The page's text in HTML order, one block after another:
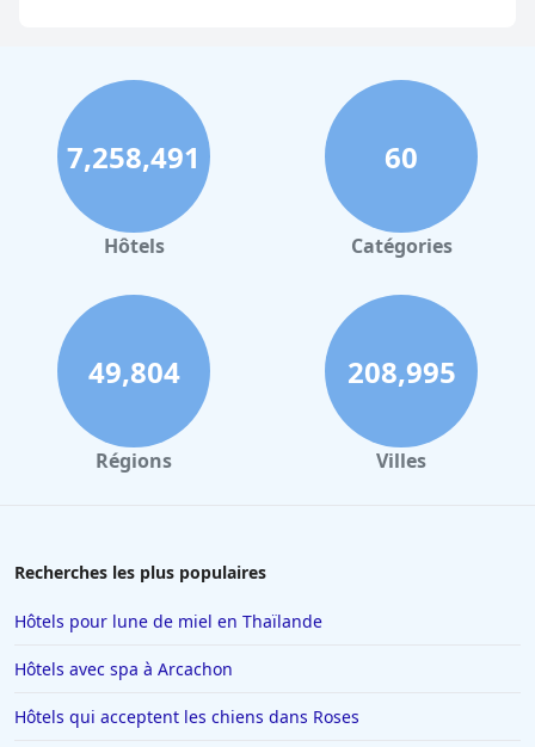
7,258,491
Hôtels
60
Catégories
49,804
Régions
208,995
Villes
Recherches les plus populaires
Hôtels pour lune de miel en Thaïlande
Hôtels avec spa à Arcachon
Hôtels qui acceptent les chiens dans Roses